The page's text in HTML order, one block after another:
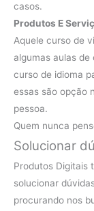
casos.
Produtos E
Aquele curso de
algumas aulas de
curso de idioma
essas são opção
pessoa.
Quem nunca
Solucionar
Produtos Digitais
solucionar
procurando nos